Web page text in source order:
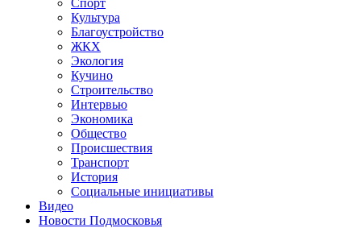
Спорт
Культура
Благоустройство
ЖКХ
Экология
Кучино
Строительство
Интервью
Экономика
Общество
Происшествия
Транспорт
История
Социальные инициативы
Видео
Новости Подмосковья